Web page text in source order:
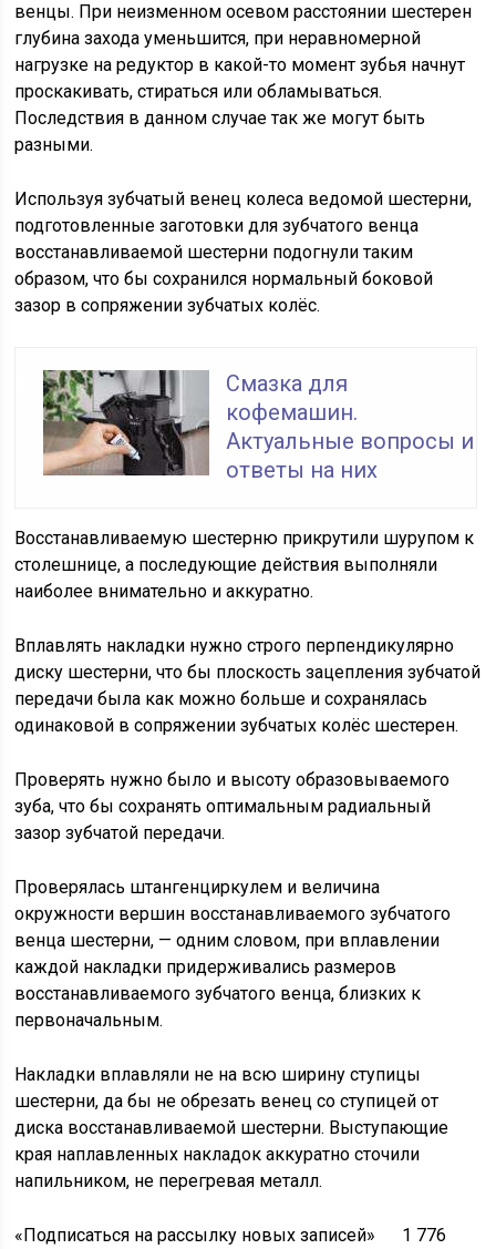
венцы. При неизменном осевом расстоянии шестерен
глубина захода уменьшится, при неравномерной
нагрузке на редуктор в какой-то момент зубья начнут
проскакивать, стираться или обламываться.
Последствия в данном случае так же могут быть
разными.
Используя зубчатый венец колеса ведомой шестерни,
подготовленные заготовки для зубчатого венца
восстанавливаемой шестерни подогнули таким
образом, что бы сохранился нормальный боковой
зазор в сопряжении зубчатых колёс.
Смазка для
кофемашин.
Актуальные вопросы и
ответы на них
Восстанавливаемую шестерню прикрутили шурупом к
столешнице, а последующие действия выполняли
наиболее внимательно и аккуратно.
Вплавлять накладки нужно строго перпендикулярно
диску шестерни, что бы плоскость зацепления зубчатой
передачи была как можно больше и сохранялась
одинаковой в сопряжении зубчатых колёс шестерен.
Проверять нужно было и высоту образовываемого
зуба, что бы сохранять оптимальным радиальный
зазор зубчатой передачи.
Проверялась штангенциркулем и величина
окружности вершин восстанавливаемого зубчатого
венца шестерни, — одним словом, при вплавлении
каждой накладки придерживались размеров
восстанавливаемого зубчатого венца, близких к
первоначальным.
Накладки вплавляли не на всю ширину ступицы
шестерни, да бы не обрезать венец со ступицей от
диска восстанавливаемой шестерни. Выступающие
края наплавленных накладок аккуратно сточили
напильником, не перегревая металл.
«Подписаться на рассылку новых записей» 1 776